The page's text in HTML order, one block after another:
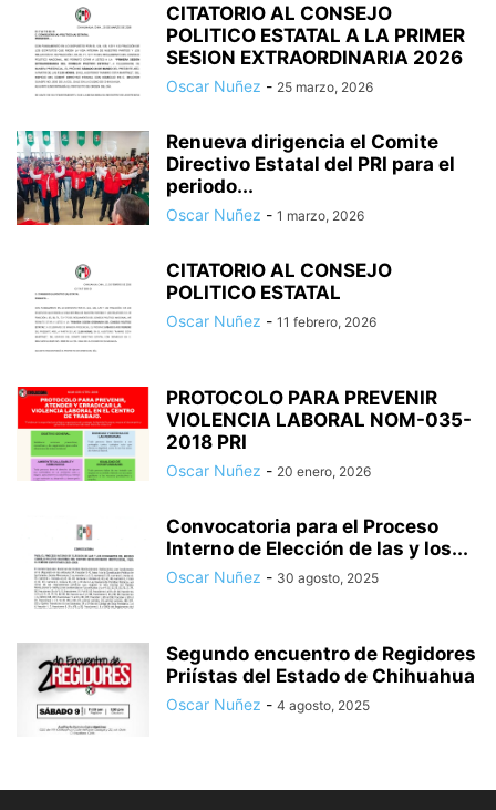
CITATORIO AL CONSEJO
POLITICO ESTATAL A LA PRIMER
SESION EXTRAORDINARIA 2026
Oscar Nuñez - 25 marzo, 2026
Renueva dirigencia el Comite
Directivo Estatal del PRI para el
periodo...
Oscar Nuñez - 1 marzo, 2026
CITATORIO AL CONSEJO
POLITICO ESTATAL
Oscar Nuñez - 11 febrero, 2026
PROTOCOLO PARA PREVENIR
VIOLENCIA LABORAL NOM-035-
2018 PRI
Oscar Nuñez - 20 enero, 2026
Convocatoria para el Proceso
Interno de Elección de las y los...
Oscar Nuñez - 30 agosto, 2025
Segundo encuentro de Regidores
Priístas del Estado de Chihuahua
Oscar Nuñez - 4 agosto, 2025